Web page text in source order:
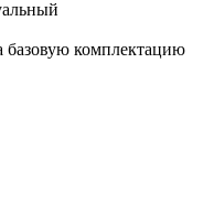
базовую комплектацию